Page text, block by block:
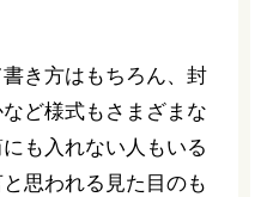
き方はもちろん、封
ど様式もさまざまな
も入れない人もいる
思われる見た目のも